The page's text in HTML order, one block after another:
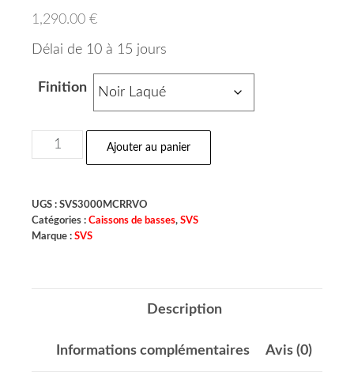
1,290.00 €
Délai de 10 à 15 jours
Finition
Ajouter au panier
UGS : SVS3000MCRRVO
Catégories : Caissons de basses, SVS
Marque : SVS
Description
Informations complémentaires Avis (0)